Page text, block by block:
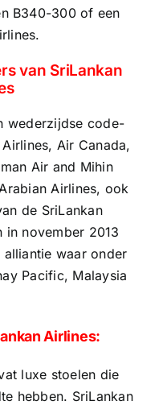
B340-300 of een
van SriLankan
wederzijdse code-
Air Canada,
Air and Mihin
Airlines, ook
de SriLankan
in november 2013
alliantie waar onder
Pacific, Malaysia
Airlines:
luxe stoelen die
hebben. SriLankan